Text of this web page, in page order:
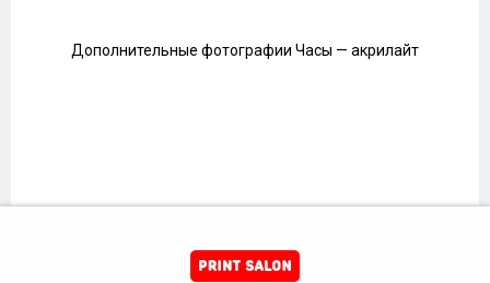
Дополнительные фотографии Часы — акрилайт